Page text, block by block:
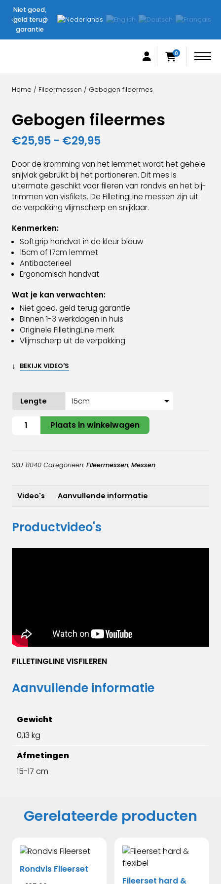
Niet goed,
geld terug
garantie
FilletingLine
0
Home / Fileermessen / Gebogen fileermes
Gebogen fileermes
€25,95 - €29,95Prijsklasse:
tot
€29,95
Door de kromming van het lemmet wordt het gehele
snijvlak gebruikt bij het portioneren. Dit mes is
uitermate geschikt voor fileren van rondvis en het bij-
trimmen van visfilets. De FilletingLine messen zijn uit
de verpakking vlijmscherp en snijklaar.
Kenmerken:
Softgrip handvat in de kleur blauw
15cm of 17cm lemmet
Antibacterieel
Ergonomisch handvat
Wat je kan verwachten:
Niet goed, geld terug garantie
Binnen 1-3 werkdagen in huis
Originele FilletingLine merk
Vlijmscherp uit de verpakking
↓ BEKIJK VIDEO'S
Lengte
Gebogen
fileermes
Plaats in winkelwagen
SKU: 8040 Categorieën: Fileermessen, Messen
Video's Aanvullende informatie
Productvideo's
FILLETINGLINE VISFILEREN
Aanvullende informatie
Gewicht
0,13 kg
Afmetingen
15-17 cm
Gerelateerde producten
Rondvis Fileerset
Fileerset hard &